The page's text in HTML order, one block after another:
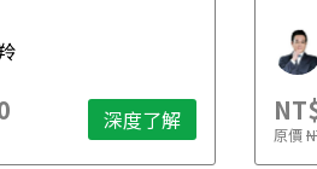
深度了解 原價